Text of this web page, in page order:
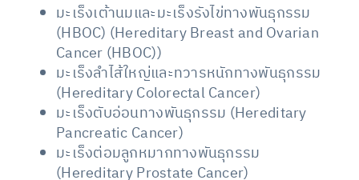
มะเร็งเต้านมและมะเร็งรังไข่ทางพันธุกรรม
(HBOC) (Hereditary Breast and Ovarian
Cancer (HBOC))
มะเร็งลำไส้ใหญ่และทวารหนักทางพันธุกรรม
(Hereditary Colorectal Cancer)
มะเร็งตับอ่อนทางพันธุกรรม (Hereditary
Pancreatic Cancer)
มะเร็งต่อมลูกหมากทางพันธุกรรม
(Hereditary Prostate Cancer)